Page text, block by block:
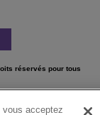
réservés pour tous
acceptez